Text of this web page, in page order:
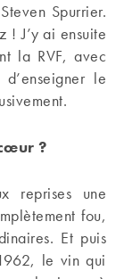
Spurrier.
! J’y ai ensuite
la RVF, avec
le
?
reprises une
fou,
Et puis
le vin qui